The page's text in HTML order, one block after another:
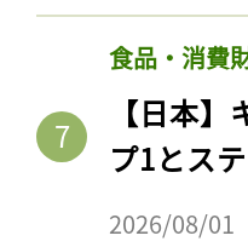
食品・消費
【日本
プ1とス
2026/08/01